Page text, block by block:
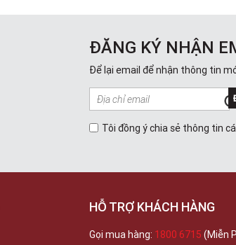
ĐĂNG KÝ NHẬN
Để lại email để nhận thông tin
Tôi đồng ý chia sẻ thông tin
HỖ TRỢ KHÁCH HÀNG
Gọi mua hàng: 1800 6715 (Miễn